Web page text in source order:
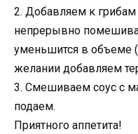
2. Добавляем к
непрерывно
уменьшится в объеме
желании добавляем
3. Смешиваем соус с
подаем.
Приятного аппетита!